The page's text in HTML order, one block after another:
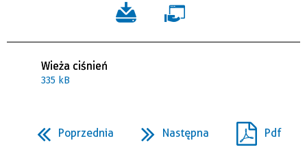
Wieża ciśnień
335 kB
Poprzednia Następna Pdf